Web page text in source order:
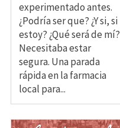
experimentado antes.
¿Podría ser que? ¿Y si, si
estoy? ¿Qué será de mí?
Necesitaba estar
segura. Una parada
rápida en la farmacia
local para...